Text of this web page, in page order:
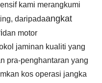
kami merangkumi
daripadaangkat
dan motor
jaminan kualiti yang
pra-penghantaran yang
kos operasi jangka